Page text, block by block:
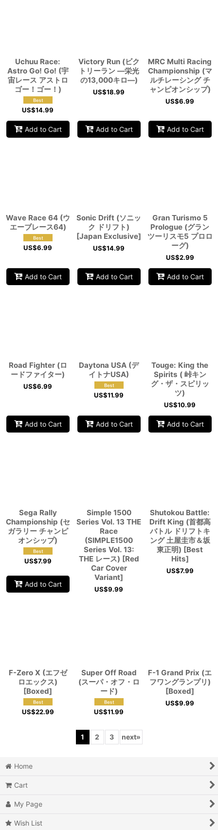
Uchuu Race:
Astro Go! Go! (宇
宙レース アストロ
ゴー！ゴー！)
US$14.99
Add to Cart
Victory Run (ビク
トリーラン ―栄光
の13,000キロ―)
US$18.99
Add to Cart
MRC Multi Racing
Championship (マ
ルチレーシング チ
ャンピオンシップ)
US$6.99
Add to Cart
Wave Race 64 (ウ
エーブレース64)
US$6.99
Add to Cart
Sonic Drift (ソニッ
ク ドリフト)
[Japan Exclusive]
US$14.99
Add to Cart
Gran Turismo 5
Prologue (グラン
ツーリスモ5 プロロ
ーグ)
US$2.99
Add to Cart
Road Fighter (ロ
ードファイター)
US$6.99
Add to Cart
Daytona USA (デ
イトナUSA)
US$11.99
Add to Cart
Touge: King the
Spirits ( 峠キン
グ・ザ・スピリッ
ツ)
US$10.99
Add to Cart
Sega Rally
Championship (セ
ガラリー チャンピ
オンシップ)
US$7.99
Add to Cart
Simple 1500
Series Vol. 13 THE
Race
(SIMPLE1500
Series Vol. 13:
THE レース) [Red
Car Cover
Variant]
US$9.99
Shutokou Battle:
Drift King (首都高
バトル ドリフトキ
ング 土屋圭市＆坂
東正明) [Best
Hits]
US$7.99
F-Zero X (エフゼ
ロエックス)
[Boxed]
US$22.99
Super Off Road
(スーパ・オフ・ロ
ード)
US$11.99
F-1 Grand Prix (エ
フワングランプリ)
[Boxed]
US$9.99
1 2 3 next»
Home
Cart
My Page
Wish List